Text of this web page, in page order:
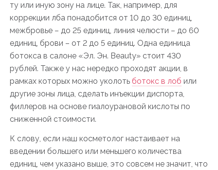
ту или иную зону на лице. Так, например, для
коррекции лба понадобится от 10 до 30 единиц,
межбровье – до 25 единиц, линия челюсти – до 60
единиц, брови – от 2 до 5 единиц. Одна единица
ботокса в салоне «Эл. Эн. Beauty» стоит 430
рублей. Также у нас нередко проходят акции, в
рамках которых можно уколоть ботокс в лоб или
другие зоны лица, сделать инъекции диспорта,
филлеров на основе гиалоурановой кислоты по
сниженной стоимости.
К слову, если наш косметолог настаивает на
введении большего или меньшего количества
единиц, чем указано выше, это совсем не значит, что